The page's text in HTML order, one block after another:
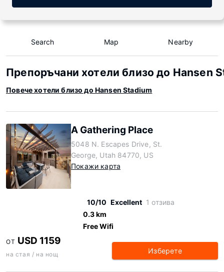
Search Map Nearby
Препоръчани хотели близо до Hansen
Повече хотели близо до Hansen Stadium
A Gathering Place
5048 N. Escapes Drive, St.
George, Utah 84770, US
Покажи карта
10/10 Excellent 1 отзива
0.3 km
Free Wifi
ОТ USD 1159
на стая / на нощ Изберете